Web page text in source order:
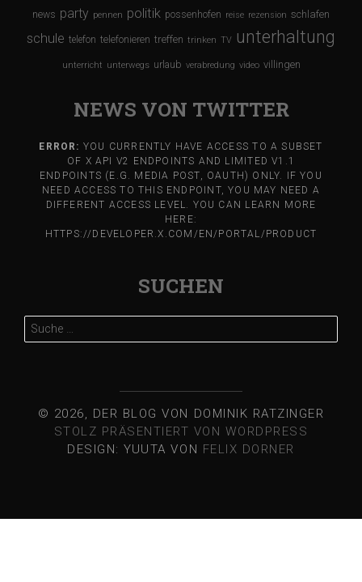
news party pennen politik possenhofen reise rezension schlafen
schule telefon telefonieren treffen trinken TV unterhaltung
unterricht unterwegs urlaub verabredung video villingen
NEWS VON TWITTER
ERROR: YOU CURRENTLY HAVE ACCESS TO A SUBSET
OF X API V2 ENDPOINTS AND LIMITED V1.1
ENDPOINTS (E.G. MEDIA POST, OAUTH) ONLY. IF YOU
NEED ACCESS TO THIS ENDPOINT, YOU MAY NEED A
DIFFERENT ACCESS LEVEL. YOU CAN LEARN MORE
HERE:
HTTPS://DEVELOPER.X.COM/EN/PORTAL/PRODUCT
SUCHEN
© 2026, DER BLOG VON DOMINIK RATZINGER
STOLZ PRÄSENTIERT VON WORDPRESS
DESIGN: YUUTA VON FELIX DORNER